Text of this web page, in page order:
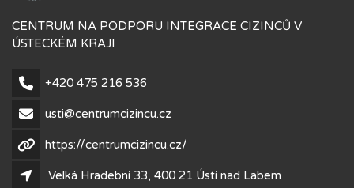
CENTRUM NA PODPORU INTEGRACE CIZINCŮ V
ÚSTECKÉM KRAJI
+420 475 216 536
usti@centrumcizincu.cz
https://centrumcizincu.cz/
Velká Hradební 33, 400 21 Ústí nad Labem